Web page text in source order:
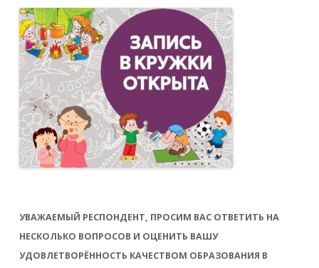
УВАЖАЕМЫЙ РЕСПОНДЕНТ, ПРОСИМ ВАС ОТВЕТИТЬ НА
НЕСКОЛЬКО ВОПРОСОВ И ОЦЕНИТЬ ВАШУ
УДОВЛЕТВОРЁННОСТЬ КАЧЕСТВОМ ОБРАЗОВАНИЯ В